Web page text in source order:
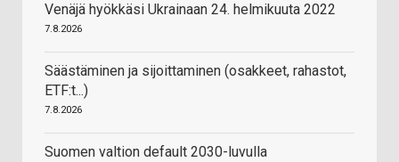
Venäjä hyökkäsi Ukrainaan 24. helmikuuta 2022
7.8.2026
Säästäminen ja sijoittaminen (osakkeet, rahastot,
ETF:t...)
7.8.2026
Suomen valtion default 2030-luvulla